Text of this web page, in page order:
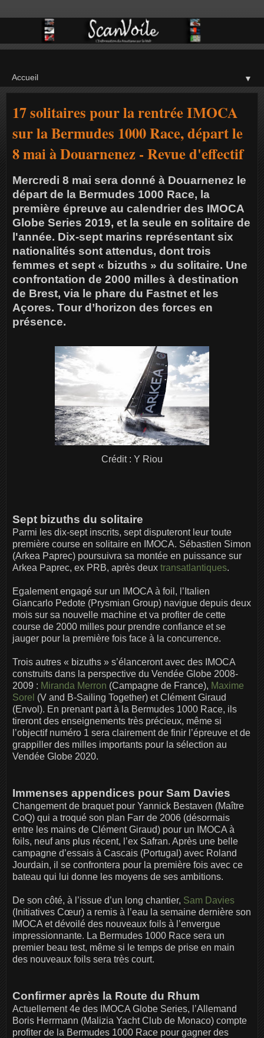
▼
17 solitaires pour la rentrée IMOCA
sur la Bermudes 1000 Race, départ le
8 mai à Douarnenez - Revue d'effectif
Mercredi 8 mai sera donné à Douarnenez le
départ de la Bermudes 1000 Race, la
première épreuve au calendrier des IMOCA
Globe Series 2019, et la seule en solitaire de
l'année. Dix-sept marins représentant six
nationalités sont attendus, dont trois
femmes et sept « bizuths » du solitaire. Une
confrontation de 2000 milles à destination
de Brest, via le phare du Fastnet et les
Açores. Tour d’horizon des forces en
présence.
Crédit : Y Riou
Sept bizuths du solitaire
Parmi les dix-sept inscrits, sept disputeront leur toute
première course en solitaire en IMOCA. Sébastien Simon
(Arkea Paprec) poursuivra sa montée en puissance sur
Arkea Paprec, ex PRB, après deux transatlantiques.
Egalement engagé sur un IMOCA à foil, l’Italien
Giancarlo Pedote (Prysmian Group) navigue depuis deux
mois sur sa nouvelle machine et va profiter de cette
course de 2000 milles pour prendre confiance et se
jauger pour la première fois face à la concurrence.
Trois autres « bizuths » s’élanceront avec des IMOCA
construits dans la perspective du Vendée Globe 2008-
2009 : Miranda Merron (Campagne de France), Maxime
Sorel (V and B-Sailing Together) et Clément Giraud
(Envol). En prenant part à la Bermudes 1000 Race, ils
tireront des enseignements très précieux, même si
l’objectif numéro 1 sera clairement de finir l’épreuve et de
grappiller des milles importants pour la sélection au
Vendée Globe 2020.
Immenses appendices pour Sam Davies
Changement de braquet pour Yannick Bestaven (Maître
CoQ) qui a troqué son plan Farr de 2006 (désormais
entre les mains de Clément Giraud) pour un IMOCA à
foils, neuf ans plus récent, l’ex Safran. Après une belle
campagne d’essais à Cascais (Portugal) avec Roland
Jourdain, il se confrontera pour la première fois avec ce
bateau qui lui donne les moyens de ses ambitions.
De son côté, à l’issue d’un long chantier, Sam Davies
(Initiatives Cœur) a remis à l’eau la semaine dernière son
IMOCA et dévoilé des nouveaux foils à l’envergue
impressionnante. La Bermudes 1000 Race sera un
premier beau test, même si le temps de prise en main
des nouveaux foils sera très court.
Confirmer après la Route du Rhum
Actuellement 4e des IMOCA Globe Series, l’Allemand
Boris Herrmann (Malizia Yacht Club de Monaco) compte
profiter de la Bermudes 1000 Race pour gagner des